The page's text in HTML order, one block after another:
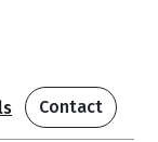
Contact